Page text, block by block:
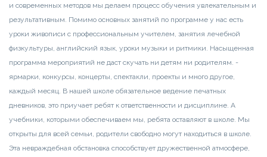
и современных методов мы делаем процесс обучения увлекательным и
результативным. Помимо основных занятий по программе у нас есть
уроки живописи с профессиональным учителем, занятия лечебной
физкультуры, английский язык, уроки музыки и ритмики. Насыщенная
программа мероприятий не даст скучать ни детям ни родителям. -
ярмарки, конкурсы, концерты, спектакли, проекты и много другое,
каждый месяц. В нашей школе обязательное ведение печатных
дневников, это приучает ребят к ответственности и дисциплине. А
учебники, которыми обеспечиваем мы, ребята оставляют в школе. Мы
открыты для всей семьи, родители свободно могут находиться в школе.
Эта невраждебная обстановка способствует дружественной атмосфере,